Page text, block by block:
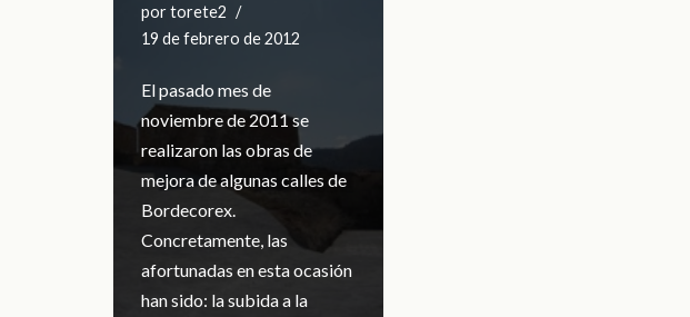
portorete2
19 de febrero de 2012
El pasado mes de
noviembre de 2011 se
realizaron las obras de
mejora de algunas calles de
Bordecorex.
Concretamente, las
afortunadas en esta ocasión
han sido: la subida a la